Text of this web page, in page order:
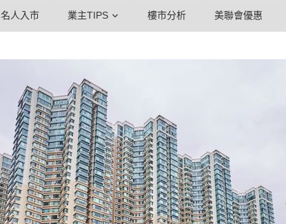
名人入市 業主TIPS 樓市分析 美聯會優惠